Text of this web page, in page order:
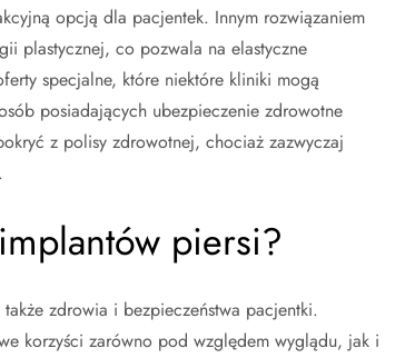
opcją dla pacjentek. Innym rozwiązaniem
plastycznej, co pozwala na elastyczne
specjalne, które niektóre kliniki mogą
posiadających ubezpieczenie zdrowotne
z polisy zdrowotnej, chociaż zazwyczaj
piersi?
zdrowia i bezpieczeństwa pacjentki.
korzyści zarówno pod względem wyglądu, jak i